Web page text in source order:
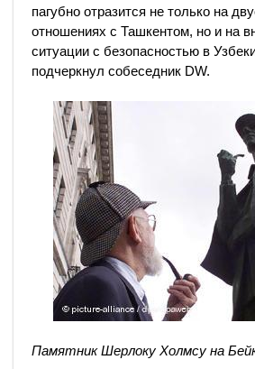
пагубно отразится не только на
отношениях с Ташкентом, но и на
ситуации с безопасностью в
подчеркнул собеседник DW.
Памятник Шерлоку Холмсу на